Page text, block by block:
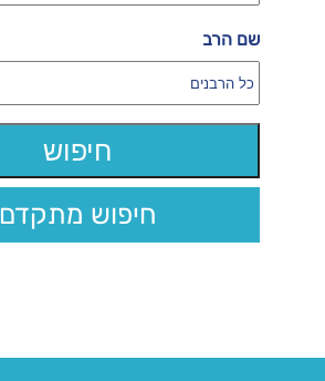
שם הרב
חיפוש מתקדם